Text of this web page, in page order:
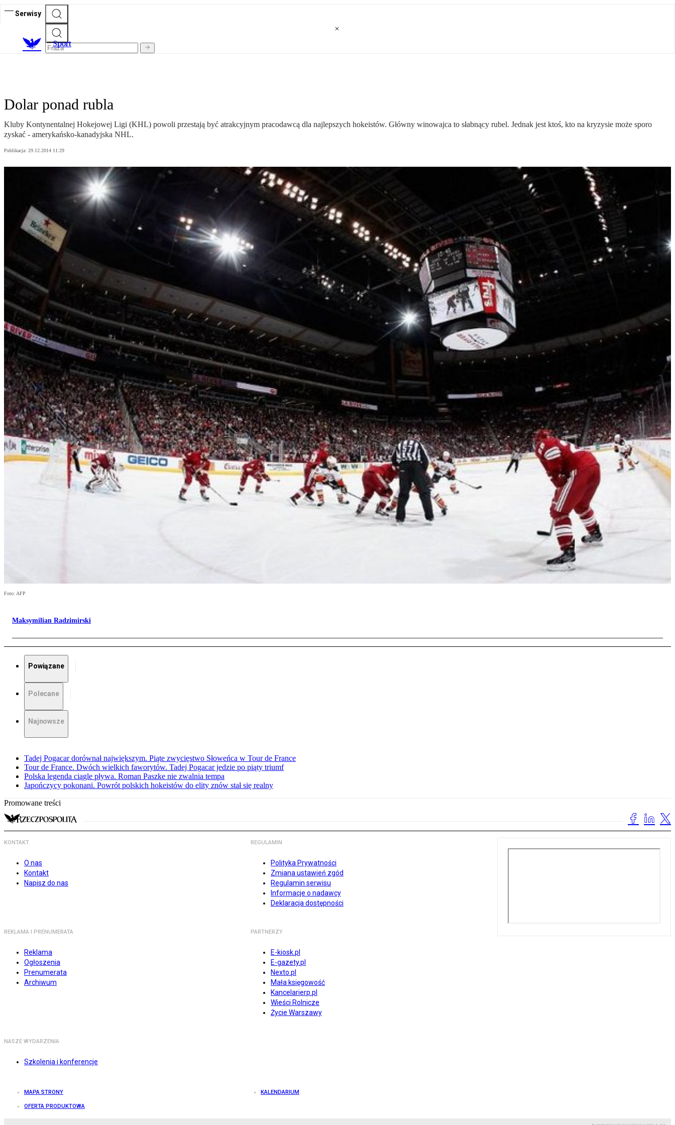
Serwisy
Sport
Dolar ponad rubla
Kluby Kontynentalnej Hokejowej Ligi (KHL) powoli przestają być atrakcyjnym pracodawcą dla najlepszych hokeistów. Główny winowajca to słabnący rubel. Jednak jest ktoś, kto na kryzysie może sporo
zyskać - amerykańsko-kanadyjska NHL.
Publikacja: 29.12.2014 11:29
Foto: AFP
Maksymilian Radzimirski
Powiązane
Polecane
Najnowsze
Tadej Pogacar dorównał największym. Piąte zwycięstwo Słoweńca w Tour de France
Tour de France. Dwóch wielkich faworytów. Tadej Pogacar jedzie po piąty triumf
Polska legenda ciągle pływa. Roman Paszke nie zwalnia tempa
Japończycy pokonani. Powrót polskich hokeistów do elity znów stał się realny
Promowane treści
KONTAKT
O nas
Kontakt
Napisz do nas
REGULAMIN
Polityka Prywatności
Zmiana ustawień zgód
Regulamin serwisu
Informacje o nadawcy
Deklaracja dostępności
REKLAMA I PRENUMERATA
Reklama
Ogłoszenia
Prenumerata
Archiwum
PARTNERZY
E-kiosk.pl
E-gazety.pl
Nexto.pl
Mała księgowość
Kancelarierp.pl
Wieści Rolnicze
Życie Warszawy
NASZE WYDARZENIA
Szkolenia i konferencje
MAPA STRONY KALENDARIUM
OFERTA PRODUKTOWA